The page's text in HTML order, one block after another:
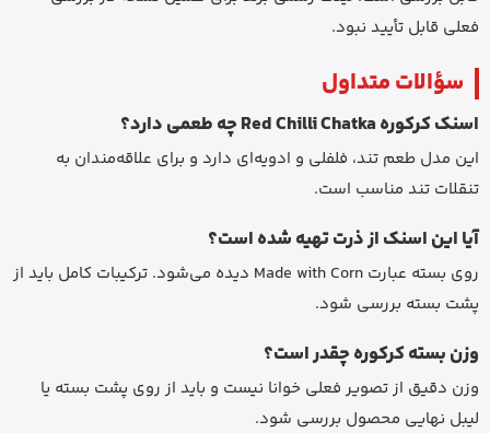
فعلی قابل تأیید نبود.
سؤالات متداول
اسنک کرکوره Red Chilli Chatka چه طعمی دارد؟
این مدل طعم تند، فلفلی و ادویه‌ای دارد و برای علاقه‌مندان به
تنقلات تند مناسب است.
آیا این اسنک از ذرت تهیه شده است؟
روی بسته عبارت Made with Corn دیده می‌شود. ترکیبات کامل باید از
پشت بسته بررسی شود.
وزن بسته کرکوره چقدر است؟
وزن دقیق از تصویر فعلی خوانا نیست و باید از روی پشت بسته یا
لیبل نهایی محصول بررسی شود.